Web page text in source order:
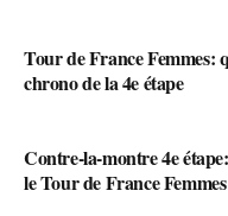
Tour de France Femmes:
chrono de la 4e étape
Contre-la-montre 4e
le Tour de France